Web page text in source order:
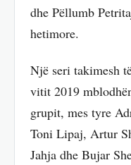
dhe Pëllumb
hetimore.
Një seri takimesh
vitit 2019
grupit, mes tyre
Toni Lipaj, Artur
Jahja dhe Bujar